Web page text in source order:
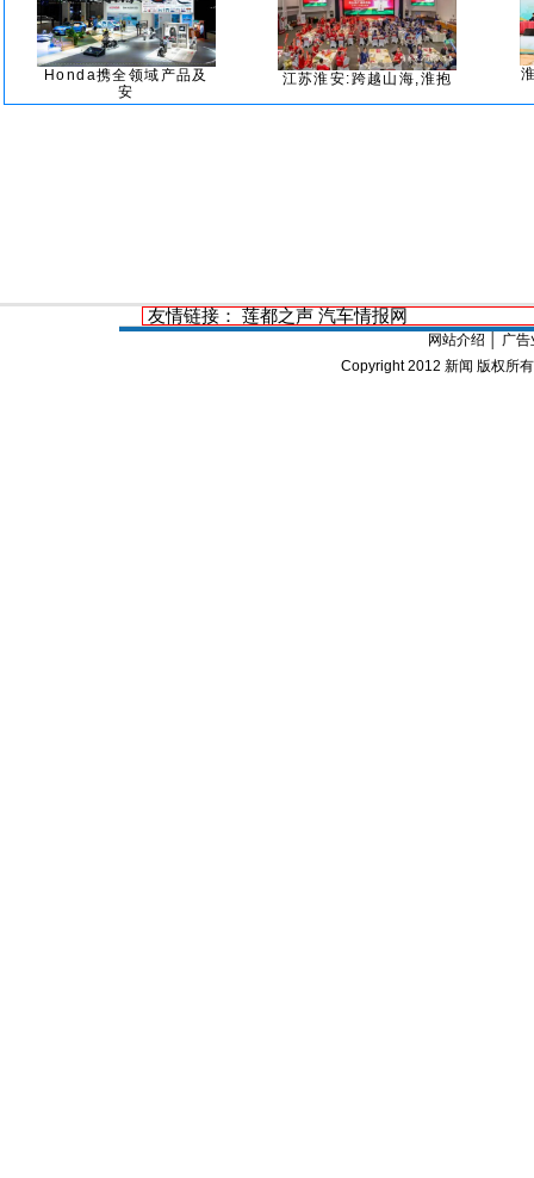
Honda携全领域产品及
安
江苏淮安:跨越山海,淮抱
友情链接： 莲都之声 汽车情报网
网站介绍
广告
Copyright 2012 新闻 版权所